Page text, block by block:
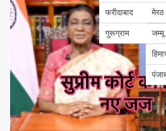
फरीदाबाद
गुरूग्राम
मेरठ
जम्मू